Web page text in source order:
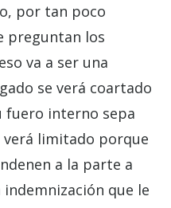
por tan poco
preguntan los
eso va a ser una
se verá coartado
fuero interno sepa
verá limitado porque
a la parte a
que le